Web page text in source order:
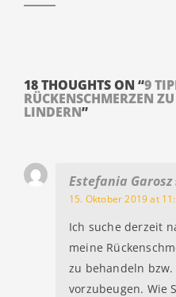
18 THOUGHTS ON “9
RÜCKENSCHMERZEN
LINDERN”
Estefania Garosz
15. Oktober 2019 at
Ich suche derzeit
meine
zu behandeln
vorzubeugen. Wie